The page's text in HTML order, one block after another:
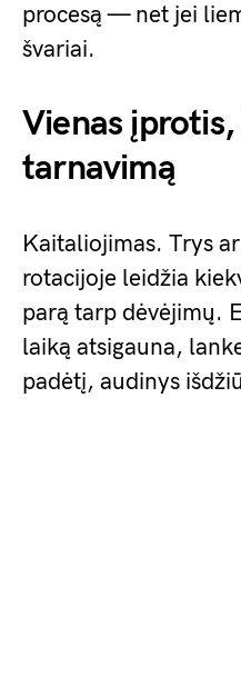
procesą — net jei
švariai.
Vienas
tarnavimą
Kaitaliojimas. Trys
rotacijoje leidžia
parą tarp dėvėjimų.
laiką atsigauna,
padėtį, audinys